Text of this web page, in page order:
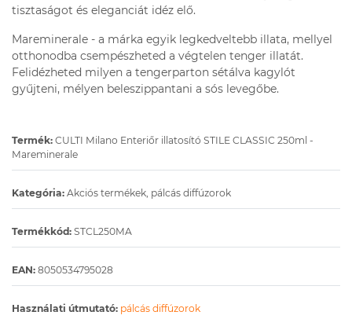
tisztaságot és eleganciát idéz elő.
Mareminerale - a márka egyik legkedveltebb illata, mellyel
otthonodba csempészheted a végtelen tenger illatát.
Felidézheted milyen a tengerparton sétálva kagylót
gyűjteni, mélyen beleszippantani a sós levegőbe.
Termék: CULTI Milano Enteriőr illatosító STILE CLASSIC 250ml -
Mareminerale
Kategória: Akciós termékek, pálcás diffúzorok
Termékkód: STCL250MA
EAN: 8050534795028
Használati útmutató: pálcás diffúzorok